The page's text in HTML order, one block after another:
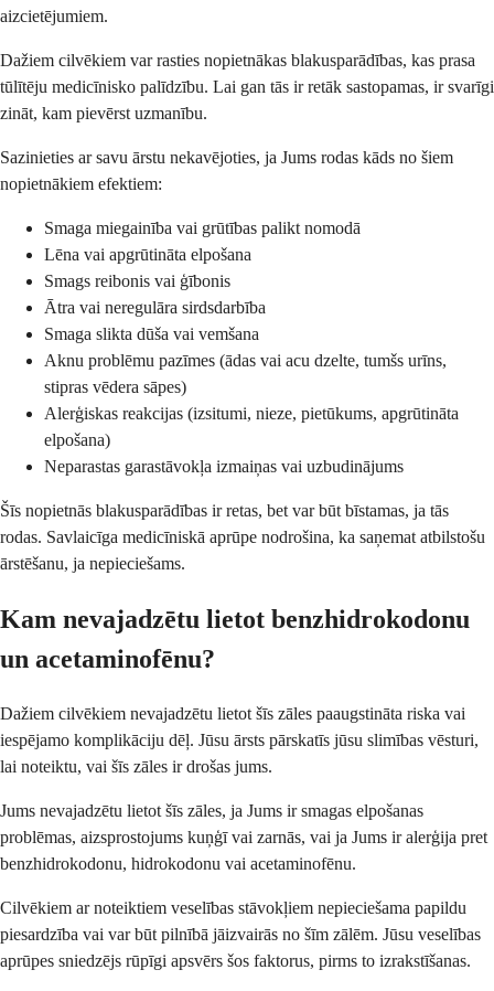
aizcietējumiem.
Dažiem cilvēkiem var rasties nopietnākas blakusparādības, kas prasa
tūlītēju medicīnisko palīdzību. Lai gan tās ir retāk sastopamas, ir svarīgi
zināt, kam pievērst uzmanību.
Sazinieties ar savu ārstu nekavējoties, ja Jums rodas kāds no šiem
nopietnākiem efektiem:
Smaga miegainība vai grūtības palikt nomodā
Lēna vai apgrūtināta elpošana
Smags reibonis vai ģībonis
Ātra vai neregulāra sirdsdarbība
Smaga slikta dūša vai vemšana
Aknu problēmu pazīmes (ādas vai acu dzelte, tumšs urīns,
stipras vēdera sāpes)
Alerģiskas reakcijas (izsitumi, nieze, pietūkums, apgrūtināta
elpošana)
Neparastas garastāvokļa izmaiņas vai uzbudinājums
Šīs nopietnās blakusparādības ir retas, bet var būt bīstamas, ja tās
rodas. Savlaicīga medicīniskā aprūpe nodrošina, ka saņemat atbilstošu
ārstēšanu, ja nepieciešams.
Kam nevajadzētu lietot benzhidrokodonu
un acetaminofēnu?
Dažiem cilvēkiem nevajadzētu lietot šīs zāles paaugstināta riska vai
iespējamo komplikāciju dēļ. Jūsu ārsts pārskatīs jūsu slimības vēsturi,
lai noteiktu, vai šīs zāles ir drošas jums.
Jums nevajadzētu lietot šīs zāles, ja Jums ir smagas elpošanas
problēmas, aizsprostojums kuņģī vai zarnās, vai ja Jums ir alerģija pret
benzhidrokodonu, hidrokodonu vai acetaminofēnu.
Cilvēkiem ar noteiktiem veselības stāvokļiem nepieciešama papildu
piesardzība vai var būt pilnībā jāizvairās no šīm zālēm. Jūsu veselības
aprūpes sniedzējs rūpīgi apsvērs šos faktorus, pirms to izrakstīšanas.